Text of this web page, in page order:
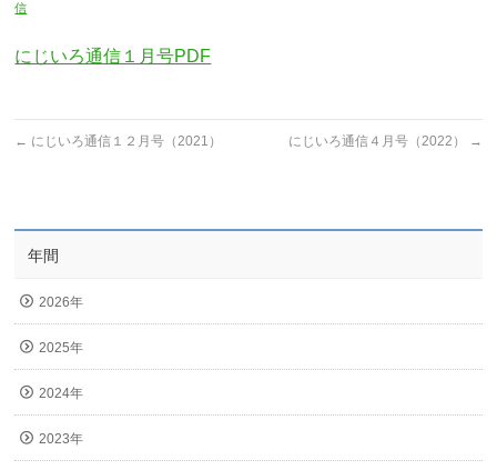
信
にじいろ通信１月号PDF
← にじいろ通信１２月号（2021） にじいろ通信４月号（2022） →
年間
2026年
2025年
2024年
2023年